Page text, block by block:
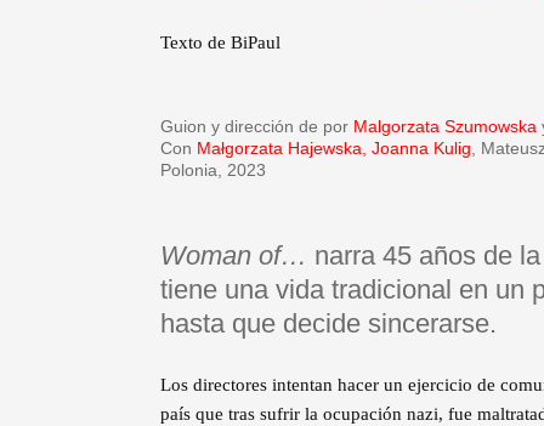
Texto de BiPaul
Guion y dirección de por Malgorzata Szumowska
Con Małgorzata Hajewska, Joanna Kulig,
Polonia, 2023
Woman of… narra 45 años de
tiene una vida tradicional en
hasta que decide sincerarse.
Los directores intentan hacer un ejercicio de
país que tras sufrir la ocupación nazi, fue